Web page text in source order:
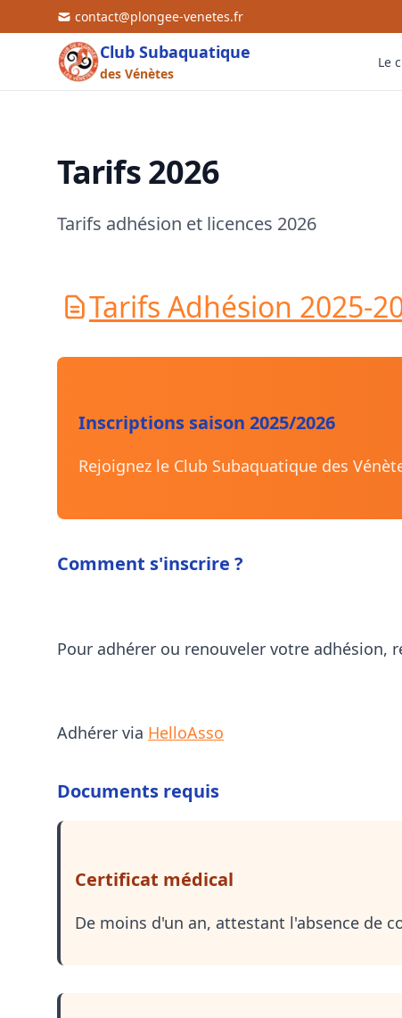
contact@plongee-venetes.fr
Club Subaquatique
des Vénètes
Le
👥
Tarifs 2026
Tarifs adhésion et licences 2026
Tarifs Adhésion 2025-
Inscriptions saison 2025/2026
Rejoignez le Club Subaquatique des
Comment s'inscrire ?
Pour adhérer ou renouveler votre adhésion,
Adhérer via HelloAsso
Documents requis
Certificat médical
De moins d'un an, attestant l'absence de